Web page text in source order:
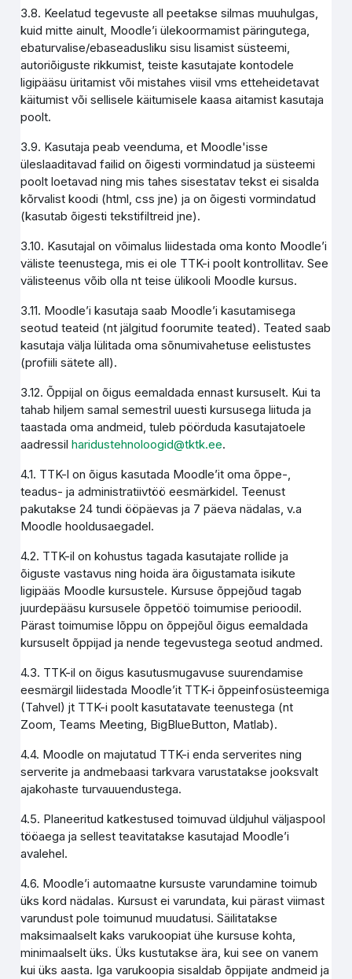
3.8. Keelatud tegevuste all peetakse silmas muuhulgas,
kuid mitte ainult, Moodle’i ülekoormamist päringutega,
ebaturvalise/ebaseadusliku sisu lisamist süsteemi,
autoriõiguste rikkumist, teiste kasutajate kontodele
ligipääsu üritamist või mistahes viisil vms etteheidetavat
käitumist või sellisele käitumisele kaasa aitamist kasutaja
poolt.
3.9. Kasutaja peab veenduma, et Moodle'isse
üleslaaditavad failid on õigesti vormindatud ja süsteemi
poolt loetavad ning mis tahes sisestatav tekst ei sisalda
kõrvalist koodi (html, css jne) ja on õigesti vormindatud
(kasutab õigesti tekstifiltreid jne).
3.10. Kasutajal on võimalus liidestada oma konto Moodle’i
väliste teenustega, mis ei ole TTK-i poolt kontrollitav. See
välisteenus võib olla nt teise ülikooli Moodle kursus.
3.11. Moodle’i kasutaja saab Moodle’i kasutamisega
seotud teateid (nt jälgitud foorumite teated). Teated saab
kasutaja välja lülitada oma sõnumivahetuse eelistustes
(profiili sätete all).
3.12. Õppijal on õigus eemaldada ennast kursuselt. Kui ta
tahab hiljem samal semestril uuesti kursusega liituda ja
taastada oma andmeid, tuleb pöörduda kasutajatoele
aadressilharidustehnoloogid@tktk.ee.
4.1. TTK-l on õigus kasutada Moodle’it oma õppe-,
teadus- ja administratiivtöö eesmärkidel. Teenust
pakutakse 24 tundi ööpäevas ja 7 päeva nädalas, v.a
Moodle hooldusaegadel.
4.2. TTK-il on kohustus tagada kasutajate rollide ja
õiguste vastavus ning hoida ära õigustamata isikute
ligipääs Moodle kursustele. Kursuse õppejõud tagab
juurdepääsu kursusele õppetöö toimumise perioodil.
Pärast toimumise lõppu on õppejõul õigus eemaldada
kursuselt õppijad ja nende tegevustega seotud andmed.
4.3. TTK-il on õigus kasutusmugavuse suurendamise
eesmärgil liidestada Moodle’it TTK-i õppeinfosüsteemiga
(Tahvel) jt TTK-i poolt kasutatavate teenustega (nt
Zoom, Teams Meeting, BigBlueButton, Matlab).
4.4. Moodle on majutatud TTK-i enda serverites ning
serverite ja andmebaasi tarkvara varustatakse jooksvalt
ajakohaste turvauuendustega.
4.5. Planeeritud katkestused toimuvad üldjuhul väljaspool
tööaega ja sellest teavitatakse kasutajad Moodle’i
avalehel.
4.6. Moodle’i automaatne kursuste varundamine toimub
üks kord nädalas. Kursust ei varundata, kui pärast viimast
varundust pole toimunud muudatusi. Säilitatakse
maksimaalselt kaks varukoopiat ühe kursuse kohta,
minimaalselt üks. Üks kustutakse ära, kui see on vanem
kui üks aasta. Iga varukoopia sisaldab õppijate andmeid ja